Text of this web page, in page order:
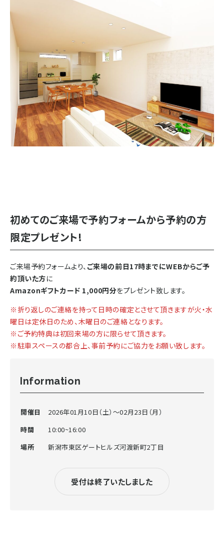
Information
開催日
2026年01月10日（土）〜02月23日（月）
時間
10:00~16:00
場所
新潟市東区ゲートヒルズ河渡新町2丁目
受付は終了いたしました
初めてのご来場で予約フォームから予約の方
限定プレゼント!
ご来場予約フォームより、 ご来場の前日17時までにWEBからご予
約頂いた方に
Amazonギフトカード 1,000円分をプレゼント致します。
※折り返しのご連絡を持って日時の確定とさせて頂きますが火・水
曜日は定休日のため、木曜日のご連絡となります。
※ご予約特典は初回来場の方に限らせて頂きます。
※駐車スペースの都合上、事前予約にご協力をお願い致します。